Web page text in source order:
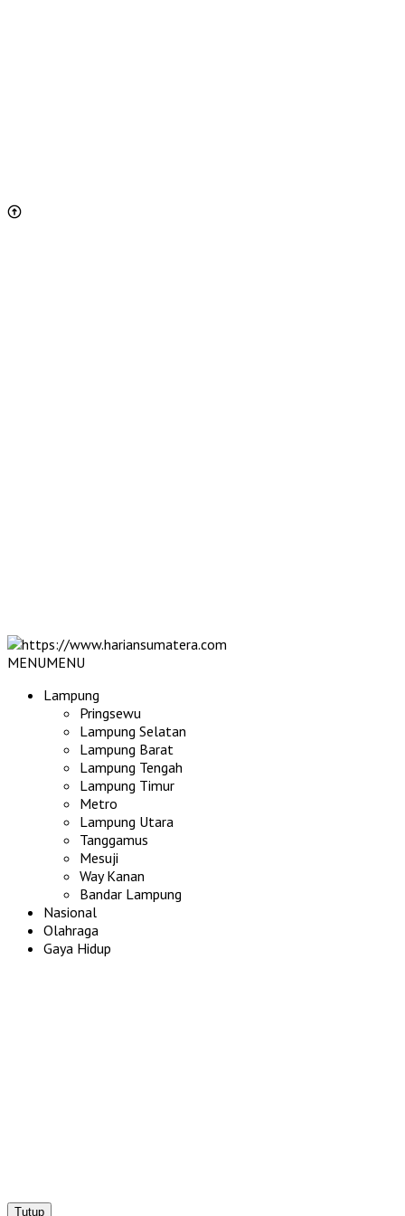
MENUMENU
Lampung
Pringsewu
Lampung Selatan
Lampung Barat
Lampung Tengah
Lampung Timur
Metro
Lampung Utara
Tanggamus
Mesuji
Way Kanan
Bandar Lampung
Nasional
Olahraga
Gaya Hidup
Tutup